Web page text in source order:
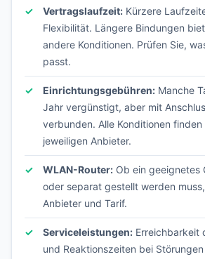
Vertragslaufzeit: Kürzere
Flexibilität. Längere Bindungen
andere Konditionen. Prüfen Sie,
passt.
Einrichtungsgebühren: Manche
Jahr vergünstigt, aber mit
verbunden. Alle Konditionen
jeweiligen Anbieter.
WLAN-Router: Ob ein geeignetes
oder separat gestellt werden
Anbieter und Tarif.
Serviceleistungen: Erreichbarkeit
und Reaktionszeiten bei